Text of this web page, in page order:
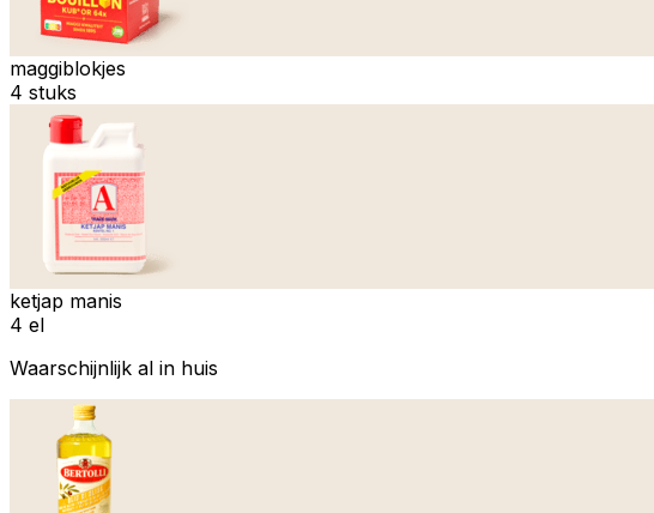
maggiblokjes
4 stuks
ketjap manis
4 el
Waarschijnlijk al in huis